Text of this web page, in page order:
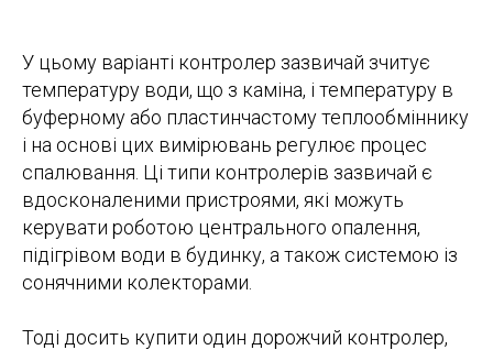
У цьому варіанті контролер зазвичай зчитує
температуру води, що з каміна, і температуру в
буферному або пластинчастому теплообміннику
і на основі цих вимірювань регулює процес
спалювання. Ці типи контролерів зазвичай є
вдосконаленими пристроями, які можуть
керувати роботою центрального опалення,
підігрівом води в будинку, а також системою із
сонячними колекторами.
Тоді досить купити один дорожчий контролер,